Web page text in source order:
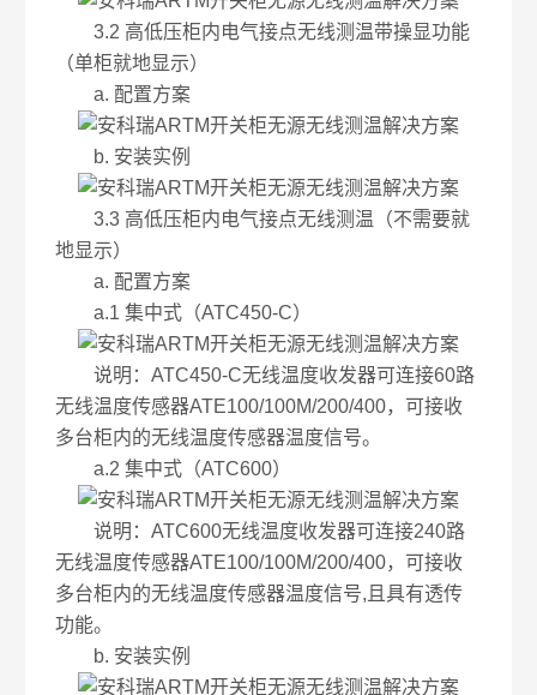
3.2 高低压柜内电气接点无线测温带操显功能
（单柜就地显示）
a. 配置方案
b. 安装实例
3.3 高低压柜内电气接点无线测温（不需要就
地显示）
a. 配置方案
a.1 集中式（ATC450-C）
说明：ATC450-C无线温度收发器可连接60路
无线温度传感器ATE100/100M/200/400，可接收
多台柜内的无线温度传感器温度信号。
a.2 集中式（ATC600）
说明：ATC600无线温度收发器可连接240路
无线温度传感器ATE100/100M/200/400，可接收
多台柜内的无线温度传感器温度信号,且具有透传
功能。
b. 安装实例